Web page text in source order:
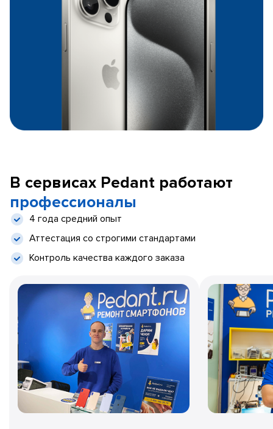
В сервисах Pedant работают
профессионалы
4 года средний опыт
Аттестация со строгими стандартами
Контроль качества каждого заказа